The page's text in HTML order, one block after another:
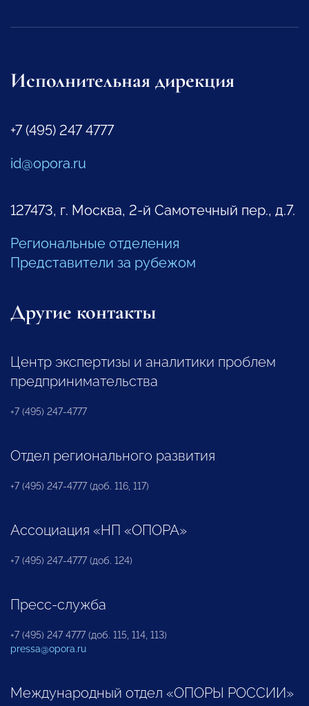
Исполнительная дирекция
+7 (495) 247 4777
id@opora.ru
127473, г. Москва, 2-й Самотечный пер., д.7.
Региональные отделения
Представители за рубежом
Другие контакты
Центр экспертизы и аналитики проблем
предпринимательства
+7 (495) 247-4777
Отдел регионального развития
+7 (495) 247-4777 (доб. 116, 117)
Ассоциация «НП «ОПОРА»
+7 (495) 247-4777 (доб. 124)
Пресс-служба
+7 (495) 247 4777 (доб. 115, 114, 113)
pressa@opora.ru
Международный отдел «ОПОРЫ РОССИИ»